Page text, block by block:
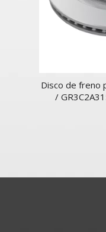
Disco de freno
/